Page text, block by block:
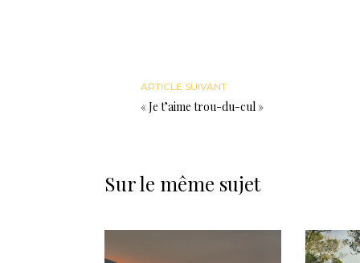
ARTICLE SUIVANT
« Je t’aime trou-du-cul »
Sur le même sujet